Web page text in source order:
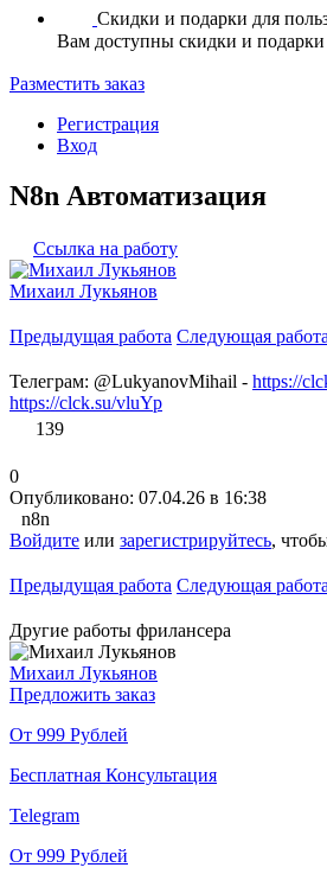
Скидки и подарки для
Вам доступны скидки и подарки
Разместить заказ
Регистрация
Вход
N8n Автоматизация
Ссылка на работу
Михаил Лукьянов
Предыдущая работа Следующая работа
Телеграм: @LukyanovMihail - https://
https://clck.su/vluYp
139
0
Опубликовано: 07.04.26 в 16:38
n8n
Войдите или зарегистрируйтесь,
Предыдущая работа Следующая работа
Другие работы фрилансера
Михаил Лукьянов
Предложить заказ
От 999 Рублей
Бесплатная Консультация
Telegram
От 999 Рублей